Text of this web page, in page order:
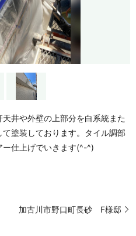
井や外壁の上部分を白系統また
塗装しております。タイル調部
仕上げでいきます(^-^)
加古川市野口町長砂 F様邸